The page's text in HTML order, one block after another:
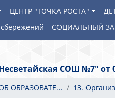
ЦЕНТР "ТОЧКА РОСТА"
СОЦИАЛЬНЫЙ
СОШ №7" от
ОБРАЗОВАТЕ... 13.